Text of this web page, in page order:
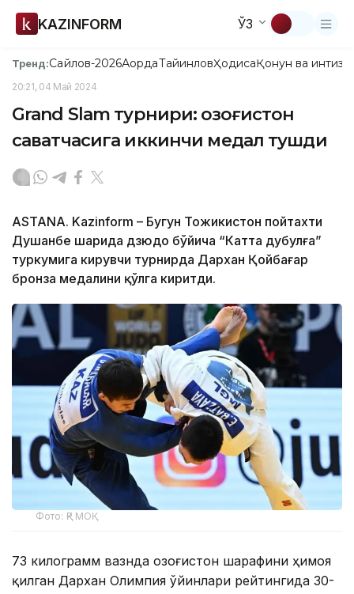
KAZINFORM ЎЗ
Тренд:Сайлов-2026АқордаТайинловҲодисаҚонун ва
20:21, 04 Май 2024
Grand Slam турнири: Қозоғистон
саватчасига иккинчи медал тушди
ASTANA. Kazinform – Бугун Тожикистон пойтахти
Душанбе шаҳрида дзюдо бўйича “Катта дубулға”
туркумига кирувчи турнирда Дархан Қойбағар
бронза медалини қўлга киритди.
Фото: ҚР МОҚ
73 килограмм вазнда Қозоғистон шарафини ҳимоя
қилган Дархан Олимпия ўйинлари рейтингида 30-